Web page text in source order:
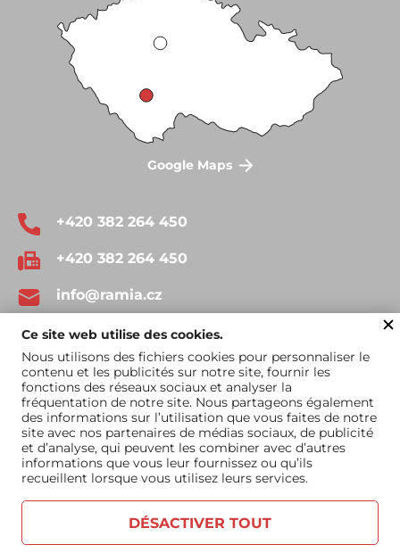
Google Maps
+420 382 264 450
+420 382 264 450
info@ramia.cz
Conditions générales
d'utilisation
Catalogue à
télécharger
Ce site web utilise des cookies.
Nous utilisons des fichiers cookies pour personnaliser le
contenu et les publicités sur notre site, fournir les
fonctions des réseaux sociaux et analyser la
fréquentation de notre site. Nous partageons également
des informations sur l’utilisation que vous faites de notre
site avec nos partenaires de médias sociaux, de publicité
et d’analyse, qui peuvent les combiner avec d’autres
informations que vous leur fournissez ou qu’ils
recueillent lorsque vous utilisez leurs services.
DÉSACTIVER TOUT